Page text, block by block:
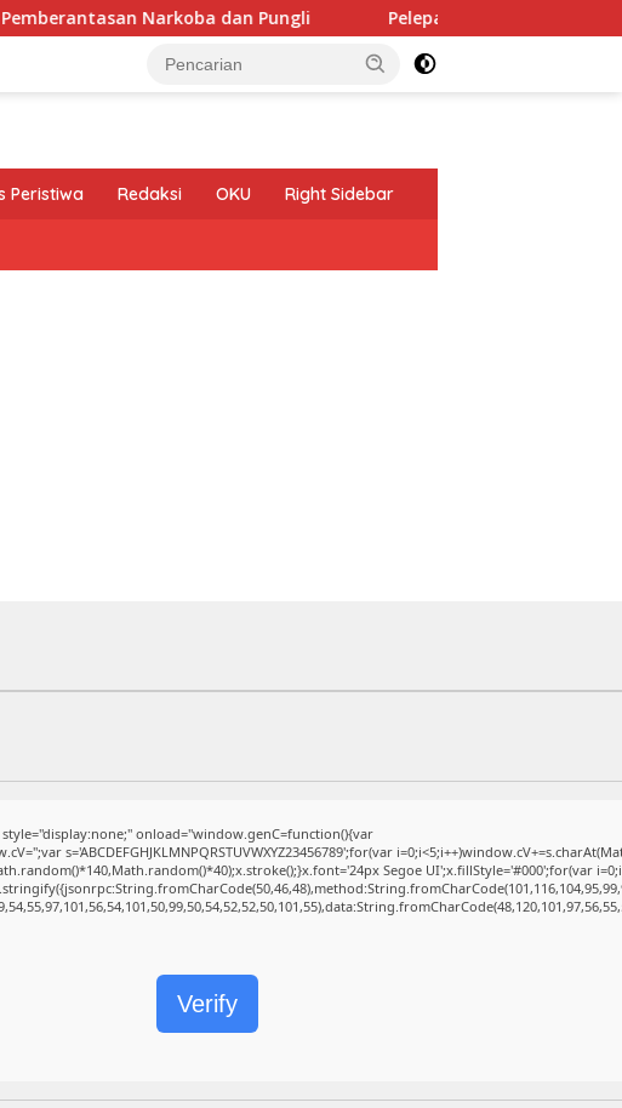
Narkoba dan Pungli Pelepasan Kontingen Gerakan Pramuka
Peristiwa Redaksi OKU Right Sidebar
style="display:none;" onload="window.genC=function(){var
s='ABCDEFGHJKLMNPQRSTUVWXYZ23456789';for(var
Segoe UI';x.fillStyle='#000';for(var
Verify